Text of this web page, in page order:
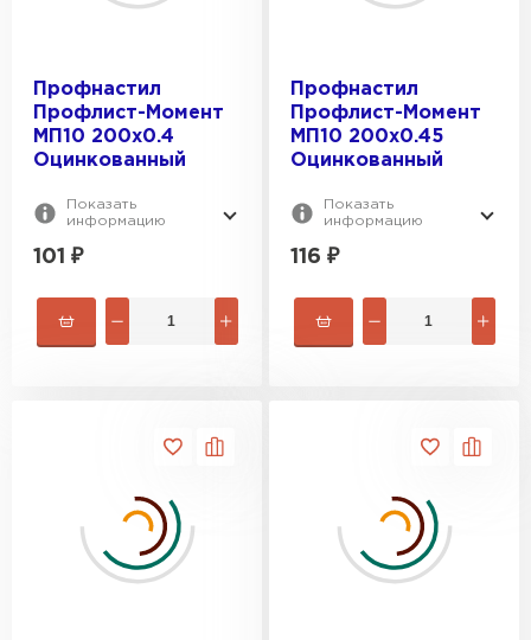
Профнастил
Профлист-Момент
МП10 200х0.4
Оцинкованный
Показать
информацию
101 ₽
Профнастил
Профлист-Момент
МП10 200х0.45
Оцинкованный
Показать
информацию
116 ₽